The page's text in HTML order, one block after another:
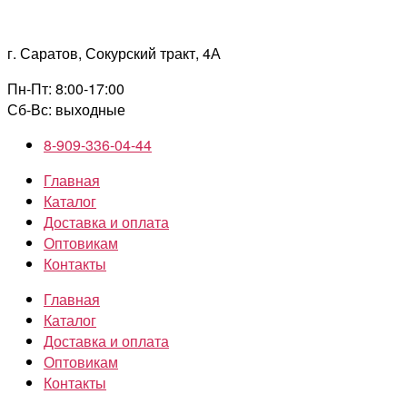
содержимому
г. Саратов, Сокурский тракт, 4А
Пн-Пт: 8:00-17:00
Сб-Вс: выходные
8-909-336-04-44
Главная
Каталог
Доставка и оплата
Оптовикам
Контакты
Главная
Каталог
Доставка и оплата
Оптовикам
Контакты